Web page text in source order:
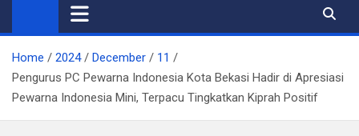
Home 2024 December
11
Pengurus PC Pewarna Indonesia Kota Bekasi Hadir di Apresiasi
Pewarna Indonesia Mini, Terpacu Tingkatkan Kiprah Positif